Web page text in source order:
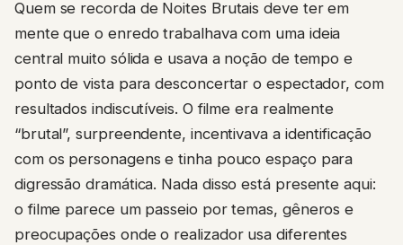
Quem se recorda de Noites Brutais deve ter em
mente que o enredo trabalhava com uma ideia
central muito sólida e usava a noção de tempo e
ponto de vista para desconcertar o espectador, com
resultados indiscutíveis. O filme era realmente
“brutal”, surpreendente, incentivava a identificação
com os personagens e tinha pouco espaço para
digressão dramática. Nada disso está presente aqui:
o filme parece um passeio por temas, gêneros e
preocupações onde o realizador usa diferentes